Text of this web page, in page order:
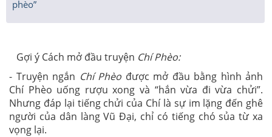
phèo”
Gợi ý Cách mở đầu truyện Chí Phèo:
- Truyện ngắn Chí Phèo được mở đầu bằng hình ảnh
Chí Phèo uống rượu xong và “hắn vừa đi vừa chửi”.
Nhưng đáp lại tiếng chửi của Chí là sự im lặng đến ghê
người của dân làng Vũ Đại, chỉ có tiếng chó sủa từ xa
vọng lại.